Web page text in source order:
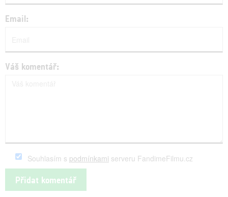
Email:
Váš komentář:
Souhlasím s podmínkami serveru FandimeFilmu.cz